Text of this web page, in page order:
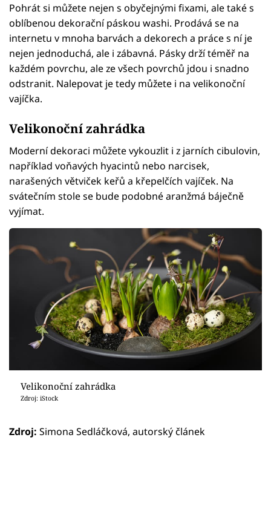
Pohrát si můžete nejen s obyčejnými fixami, ale také s
oblíbenou dekorační páskou washi. Prodává se na
internetu v mnoha barvách a dekorech a práce s ní je
nejen jednoduchá, ale i zábavná. Pásky drží téměř na
každém povrchu, ale ze všech povrchů jdou i snadno
odstranit. Nalepovat je tedy můžete i na velikonoční
vajíčka.
Velikonoční zahrádka
Moderní dekoraci můžete vykouzlit i z jarních cibulovin,
například voňavých hyacintů nebo narcisek,
narašených větviček keřů a křepelčích vajíček. Na
svátečním stole se bude podobné aranžmá báječně
vyjímat.
Velikonoční zahrádka
Zdroj: iStock
Zdroj: Simona Sedláčková, autorský článek